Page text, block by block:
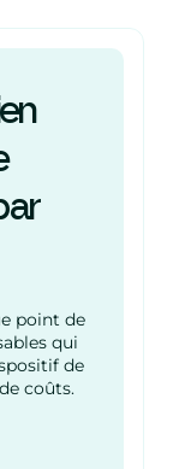
point de
qui
de
coûts.